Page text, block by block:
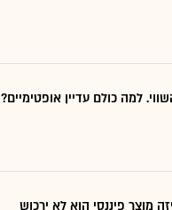
למה כולם עדיין אופטימיים?
מוצר פיננסי הוא לא ירכוש